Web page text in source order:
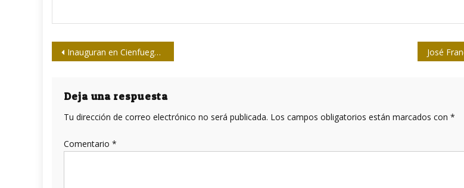
Navegación
entradas
Inauguran en Cienfuegos Diplomado de reorientación al Periodismo
Deja una respuesta
Tu dirección de correo electrónico no será publicada. Los campos obligatorios están marcados con *
Comentario *